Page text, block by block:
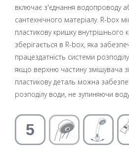
включає з'єднання водопроводу
сантехнічного матеріалу. R-box
пластикову кришку внутрішнього
зберігається в R-box, яка
працездатність системи
якщо верхню частину змішувача
пластикову деталь можна
розподілу води, не зупиняючи